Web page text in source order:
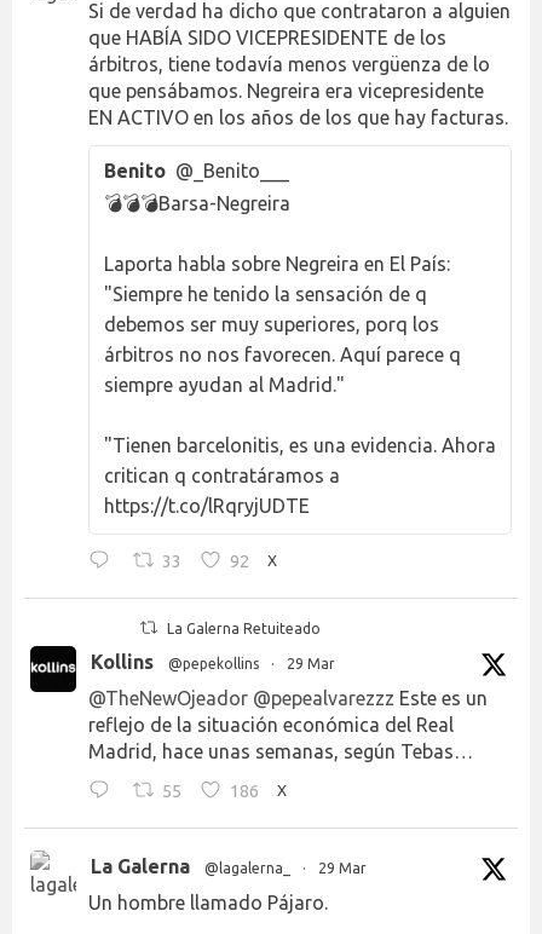
Si de verdad ha dicho que contrataron a alguien
que HABÍA SIDO VICEPRESIDENTE de los
árbitros, tiene todavía menos vergüenza de lo
que pensábamos. Negreira era vicepresidente
EN ACTIVO en los años de los que hay facturas.
Benito @_Benito___
💣💣💣Barsa-Negreira
Laporta habla sobre Negreira en El País:
"Siempre he tenido la sensación de q
debemos ser muy superiores, porq los
árbitros no nos favorecen. Aquí parece q
siempre ayudan al Madrid."
"Tienen barcelonitis, es una evidencia. Ahora
critican q contratáramos a
https://t.co/lRqryjUDTE
33 92 X
La Galerna Retuiteado
Kollins @pepekollins · 29 Mar
@TheNewOjeador @pepealvarezzz Este es un
reflejo de la situación económica del Real
Madrid, hace unas semanas, según Tebas…
55 186 X
La Galerna @lagalerna_ · 29 Mar
Un hombre llamado Pájaro.